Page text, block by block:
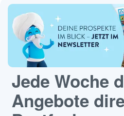
Jede Woche
Angebote